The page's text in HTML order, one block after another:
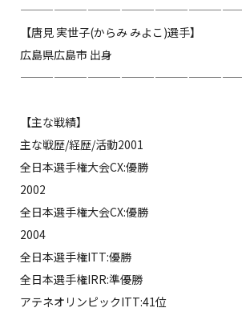
【唐見 実世子(からみ みよこ)選手】
広島県広島市 出身
【主な戦績】
主な戦歴/経歴/活動2001
全日本選手権大会CX:優勝
2002
全日本選手権大会CX:優勝
2004
全日本選手権ITT:優勝
全日本選手権IRR:準優勝
アテネオリンピックITT:41位